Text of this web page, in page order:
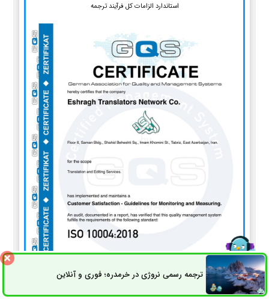
استاندارد الزامات کل فرآیند ترجمه
ترجمه رسمی نروژی در خرمدره؛ فوری و آنلاینثبت سفارش راه های ارتباطی